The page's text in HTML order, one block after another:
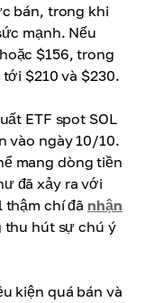
bán, trong khi
mạnh. Nếu
$156, trong
$210 và $230.
ETF spot SOL
vào ngày 10/10.
mang dòng tiền
đã xảy ra với
thậm chí đãnhận
thu hút sự chú ý
kiện quá bán và